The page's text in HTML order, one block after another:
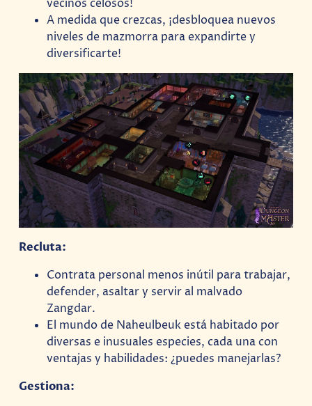
vecinos celosos!
A medida que crezcas, ¡desbloquea nuevos
niveles de mazmorra para expandirte y
diversificarte!
Recluta:
Contrata personal menos inútil para trabajar,
defender, asaltar y servir al malvado
Zangdar.
El mundo de Naheulbeuk está habitado por
diversas e inusuales especies, cada una con
ventajas y habilidades: ¿puedes manejarlas?
Gestiona: